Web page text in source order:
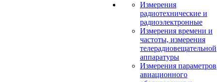
Измерения
радиотехнические и
радиоэлектронные
Измерения времени и
частоты, измерения
телерадиовещательной
аппаратуры
Измерения параметров
авиационного